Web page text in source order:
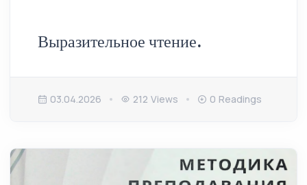
Выразительное чтение.
03.04.2026 212 Views 0 Readings